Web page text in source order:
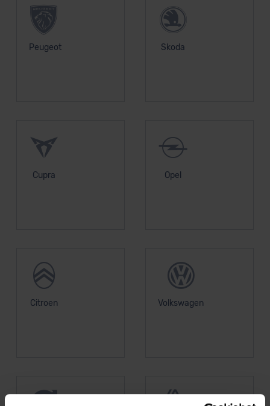
Peugeot Skoda
Cupra Opel
Citroen Volkswagen